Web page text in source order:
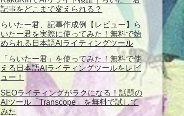
記事をどこまで変えられる？
らいたー君、記事作成例【レビュー】ら
いたー君を実際に使ってみた！無料で始
められる日本語AIライティングツール
「らいたー君」を使ってみた！無料で使
える日本語AIライティングツールをレビ
ュー！
SEOライティングがラクになる！話題の
AIツール「Transcope」を無料で試して
みた